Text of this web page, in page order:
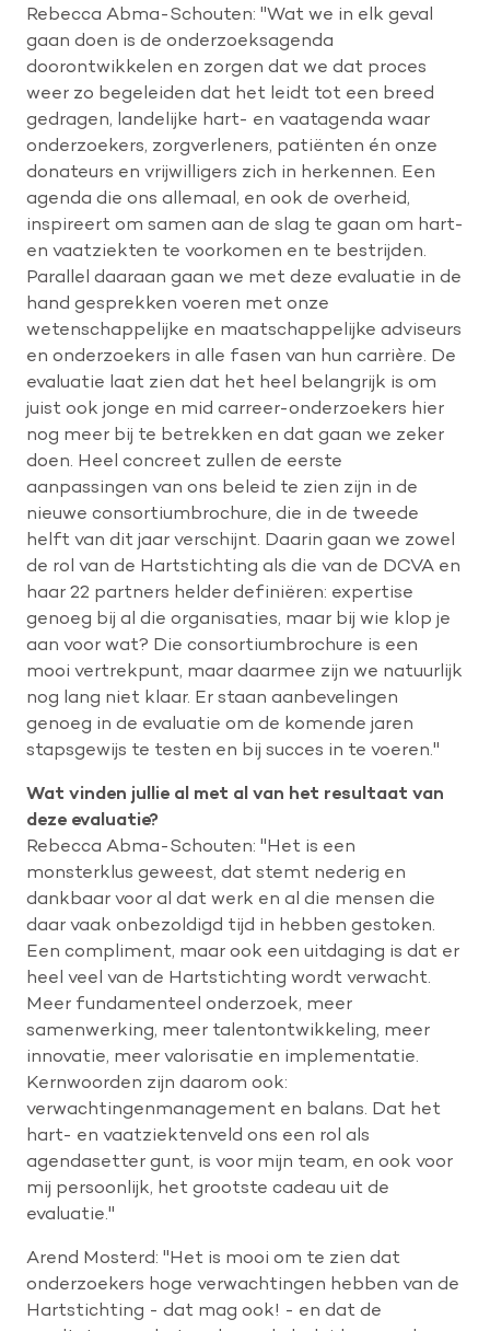
Rebecca Abma-Schouten: "Wat we in elk geval
gaan doen is de onderzoeksagenda
doorontwikkelen en zorgen dat we dat proces
weer zo begeleiden dat het leidt tot een breed
gedragen, landelijke hart- en vaatagenda waar
onderzoekers, zorgverleners, patiënten én onze
donateurs en vrijwilligers zich in herkennen. Een
agenda die ons allemaal, en ook de overheid,
inspireert om samen aan de slag te gaan om hart-
en vaatziekten te voorkomen en te bestrijden.
Parallel daaraan gaan we met deze evaluatie in de
hand gesprekken voeren met onze
wetenschappelijke en maatschappelijke adviseurs
en onderzoekers in alle fasen van hun carrière. De
evaluatie laat zien dat het heel belangrijk is om
juist ook jonge en mid carreer-onderzoekers hier
nog meer bij te betrekken en dat gaan we zeker
doen. Heel concreet zullen de eerste
aanpassingen van ons beleid te zien zijn in de
nieuwe consortiumbrochure, die in de tweede
helft van dit jaar verschijnt. Daarin gaan we zowel
de rol van de Hartstichting als die van de DCVA en
haar 22 partners helder definiëren: expertise
genoeg bij al die organisaties, maar bij wie klop je
aan voor wat? Die consortiumbrochure is een
mooi vertrekpunt, maar daarmee zijn we natuurlijk
nog lang niet klaar. Er staan aanbevelingen
genoeg in de evaluatie om de komende jaren
stapsgewijs te testen en bij succes in te voeren."
Wat vinden jullie al met al van het resultaat van
deze evaluatie?
Rebecca Abma-Schouten: "Het is een
monsterklus geweest, dat stemt nederig en
dankbaar voor al dat werk en al die mensen die
daar vaak onbezoldigd tijd in hebben gestoken.
Een compliment, maar ook een uitdaging is dat er
heel veel van de Hartstichting wordt verwacht.
Meer fundamenteel onderzoek, meer
samenwerking, meer talentontwikkeling, meer
innovatie, meer valorisatie en implementatie.
Kernwoorden zijn daarom ook:
verwachtingenmanagement en balans. Dat het
hart- en vaatziektenveld ons een rol als
agendasetter gunt, is voor mijn team, en ook voor
mij persoonlijk, het grootste cadeau uit de
evaluatie."
Arend Mosterd: "Het is mooi om te zien dat
onderzoekers hoge verwachtingen hebben van de
Hartstichting - dat mag ook! - en dat de